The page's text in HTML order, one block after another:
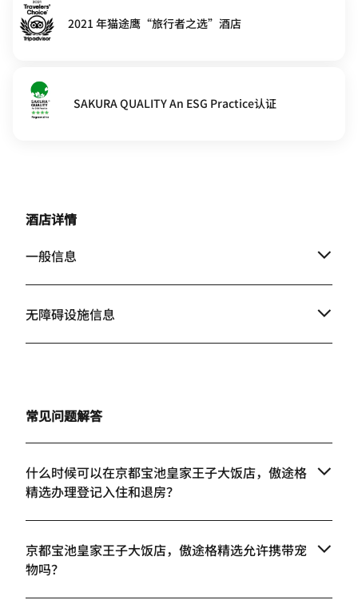
2021 年猫途鹰“旅行者之选”酒店
SAKURA QUALITY An ESG Practice认证
酒店详情
一般信息
无障碍设施信息
常见问题解答
什么时候可以在京都宝池皇家王子大饭店，傲途格
精选办理登记入住和退房？
京都宝池皇家王子大饭店，傲途格精选允许携带宠
物吗？